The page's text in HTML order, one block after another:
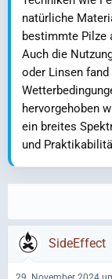
natürliche
bestimmte Pilze
Auch die
oder Linsen
hervorgehoben
ein breites
und
SideEffect